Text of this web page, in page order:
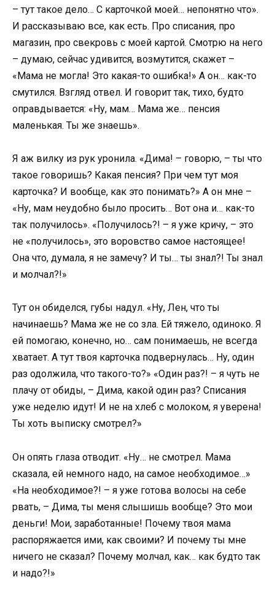
– тут такое дело… С карточкой моей… непонятно что».
И рассказываю все, как есть. Про списания, про
магазин, про свекровь с моей картой. Смотрю на него
– думаю, сейчас удивится, возмутится, скажет –
«Мама не могла! Это какая-то ошибка!» А он… как-то
смутился. Взгляд отвел. И говорит так, тихо, будто
оправдывается: «Ну, мам… Мама же… пенсия
маленькая. Ты же знаешь».
Я аж вилку из рук уронила. «Дима! – говорю, – ты что
такое говоришь? Какая пенсия? При чем тут моя
карточка? И вообще, как это понимать?» А он мне –
«Ну, мам неудобно было просить… Вот она и… как-то
так получилось». «Получилось?! – я уже кричу, – это
не «получилось», это воровство самое настоящее!
Она что, думала, я не замечу? И ты… ты знал?! Ты знал
и молчал?!»
Тут он обиделся, губы надул. «Ну, Лен, что ты
начинаешь? Мама же не со зла. Ей тяжело, одиноко. Я
ей помогаю, конечно, но… сам понимаешь, не всегда
хватает. А тут твоя карточка подвернулась… Ну, один
раз одолжила, что такого-то?» «Один раз?! – я чуть не
плачу от обиды, – Дима, какой один раз? Списания
уже неделю идут! И не на хлеб с молоком, я уверена!
Ты хоть выписку смотрел?»
Он опять глаза отводит. «Ну… не смотрел. Мама
сказала, ей немного надо, на самое необходимое…»
«На необходимое?! – я уже готова волосы на себе
рвать, – Дима, ты меня слышишь вообще? Это мои
деньги! Мои, заработанные! Почему твоя мама
распоряжается ими, как своими? И почему ты мне
ничего не сказал? Почему молчал, как… как будто так
и надо?!»